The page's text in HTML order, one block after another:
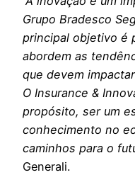
Grupo Bradesco
principal objetivo é
abordem as
que devem impactar
O Insurance &
propósito, ser um
conhecimento no
caminhos para o
Generali.